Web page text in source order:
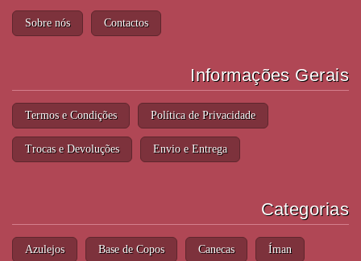
Sobre nós Contactos
Informações Gerais
Termos e Condições Política de Privacidade
Trocas e Devoluções Envio e Entrega
Categorias
Azulejos Base de Copos Canecas Íman